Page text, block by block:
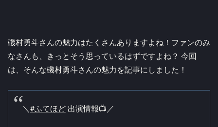
磯村勇斗さんの魅力はたくさんありますよね！ファンのみ
なさんも、きっとそう思っているはずですよね？ 今回
は、そんな磯村勇斗さんの魅力を記事にしました！
＼#ふてほど出演情報📺／